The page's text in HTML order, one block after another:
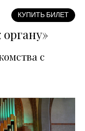
КУПИТЬ БИЛЕТ
с